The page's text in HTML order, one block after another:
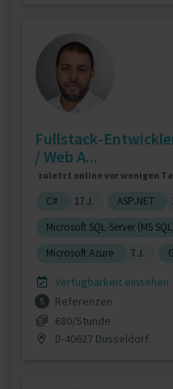
Fullstack-
/ Web A...
zuletzt online vor wenigen
C# 17 J. ASP.NET
Microsoft SQL-Server (MS
Microsoft Azure
7 J.
Verfügbarkeit einsehen
5
Referenzen
€80/Stunde
D-40627 Düsseldorf